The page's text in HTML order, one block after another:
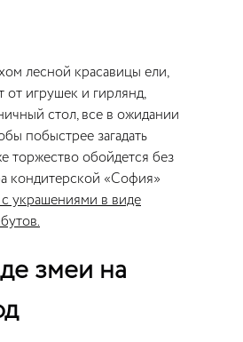
лесной красавицы ели,
от игрушек и гирлянд,
стол, все в ожидании
побыстрее загадать
торжество обойдется без
кондитерской «София»
украшениями в виде
змеи на